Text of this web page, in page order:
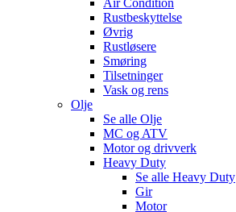
Rustbeskyttelse
Øvrig
Rustløsere
Smøring
Tilsetninger
Vask og rens
Olje
Se alle Olje
MC og ATV
Motor og drivverk
Heavy Duty
Se alle Heavy Duty
Gir
Motor